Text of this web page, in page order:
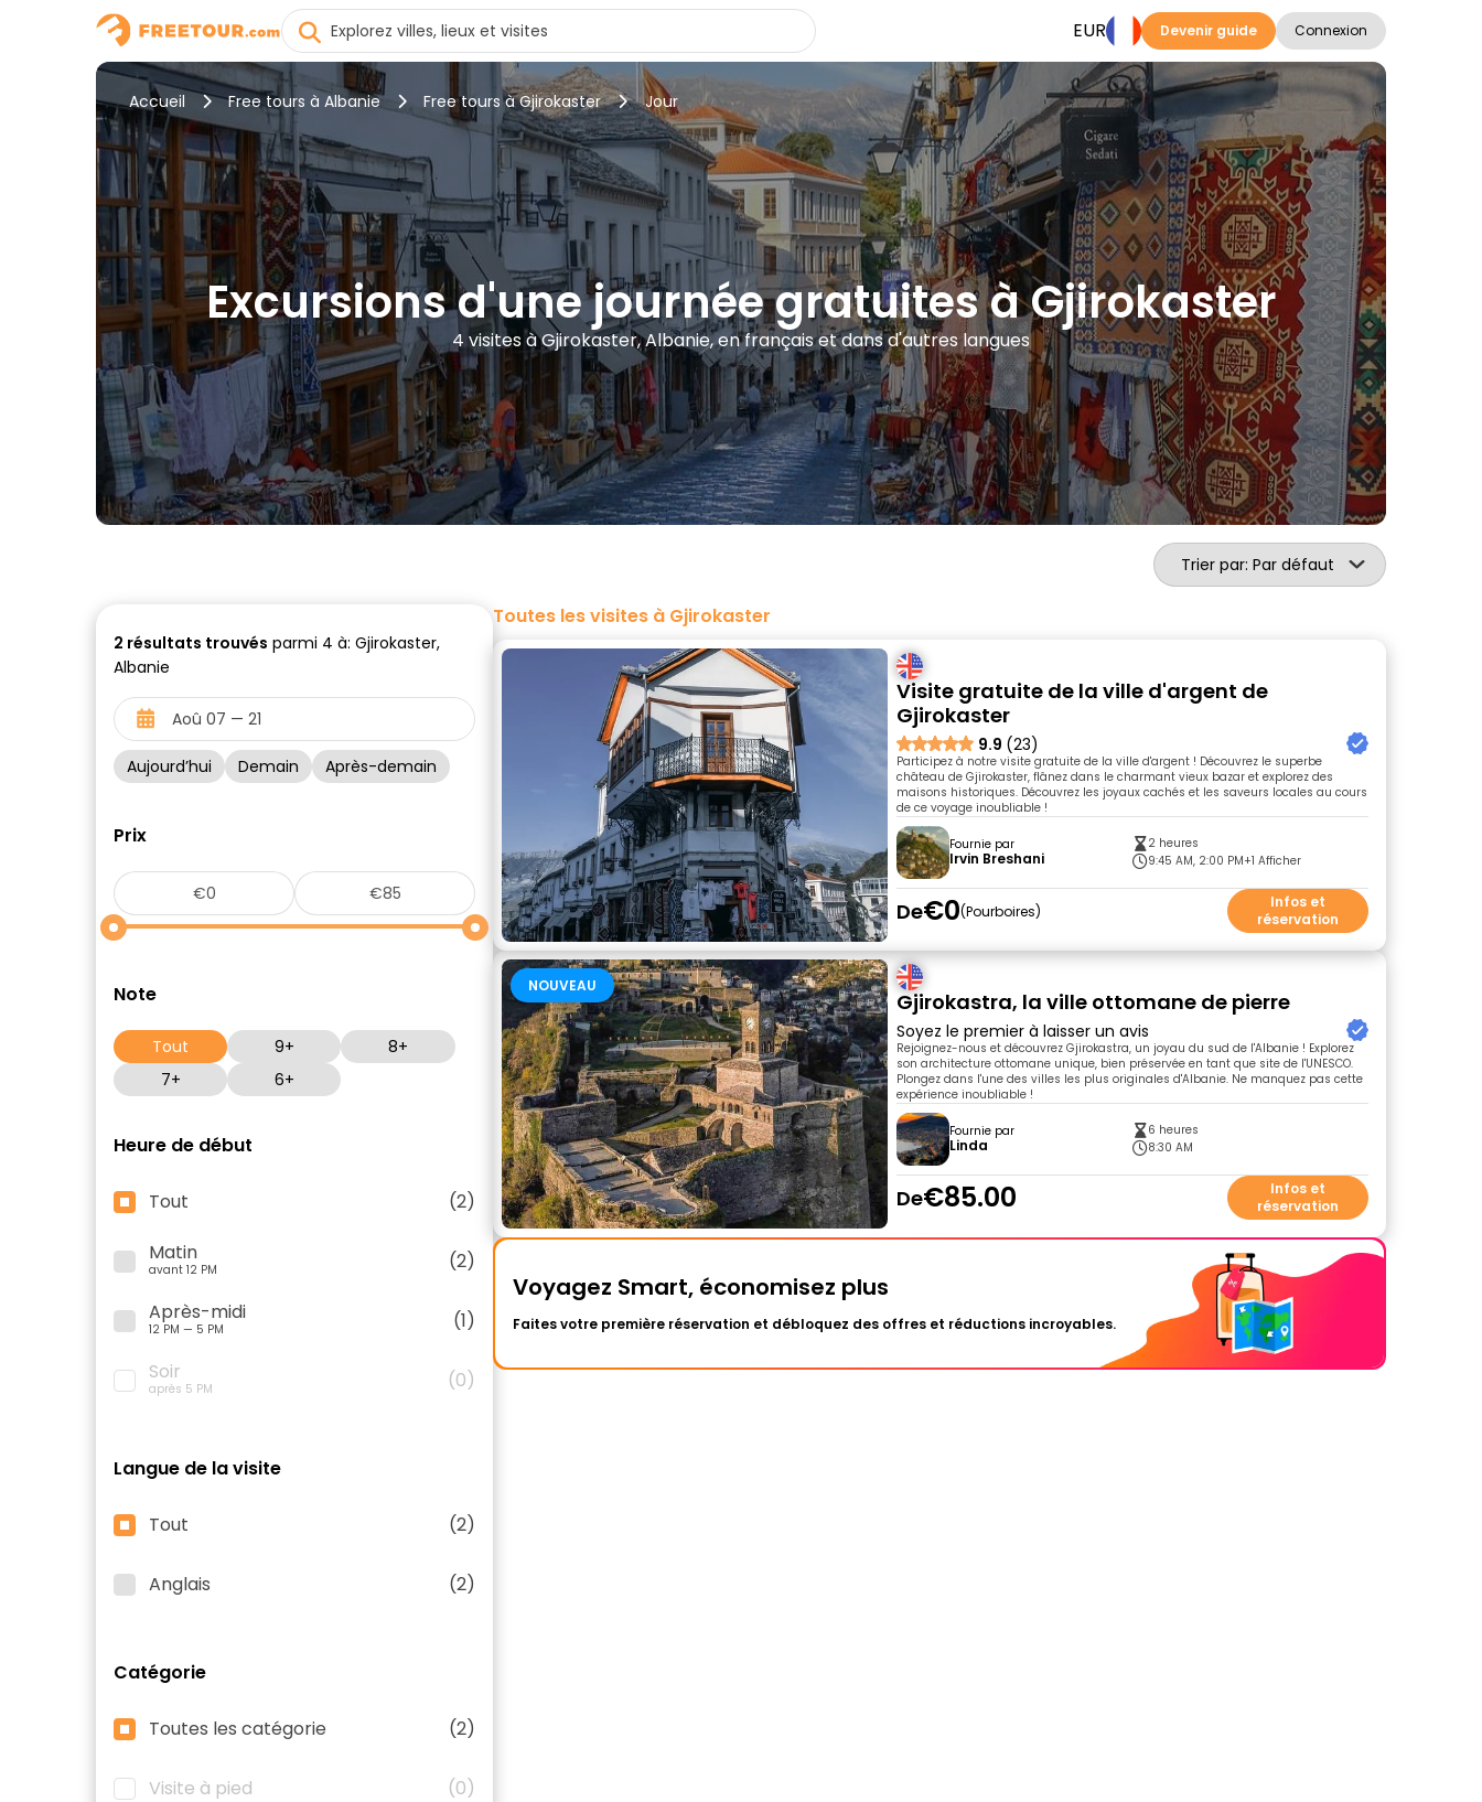
EUR Devenir guide Connexion
Accueil Free tours à Albanie Free tours à Gjirokaster Jour
Excursions d'une journée gratuites à Gjirokaster
4 visites à Gjirokaster, Albanie, en français et dans d'autres langues
Trier par: Par défaut
2 résultats trouvés parmi 4 à: Gjirokaster,
Albanie
Aujourd’hui Demain Après-demain
Prix
Note
Tout 9+
8+
7+
6+
Heure de début
Tout
(2)
Matin
avant 12 PM
(2)
Après-midi
12 PM — 5 PM
(1)
Soir
après 5 PM (0)
Langue de la visite
Tout (2)
Anglais (2)
Catégorie
Toutes les catégorie (2)
Visite à pied (0)
Toutes les visites à Gjirokaster
Visite gratuite de la ville d'argent de
Gjirokaster
9.9 (23)
Participez à notre visite gratuite de la ville d'argent ! Découvrez le superbe
château de Gjirokaster, flânez dans le charmant vieux bazar et explorez des
maisons historiques. Découvrez les joyaux cachés et les saveurs locales au cours
de ce voyage inoubliable !
Fournie par
Irvin Breshani
2 heures
9:45 AM, 2:00 PM+1 Afficher
De€0 Pourboires
Infos et
réservation
NOUVEAU
Gjirokastra, la ville ottomane de pierre
Soyez le premier à laisser un avis
Rejoignez-nous et découvrez Gjirokastra, un joyau du sud de l'Albanie ! Explorez
son architecture ottomane unique, bien préservée en tant que site de l'UNESCO.
Plongez dans l'une des villes les plus originales d'Albanie. Ne manquez pas cette
expérience inoubliable !
Fournie par
Linda
6 heures
8:30 AM
De€85.00
Infos et
réservation
Voyagez Smart, économisez plus
Faites votre première réservation et débloquez des offres et réductions incroyables.